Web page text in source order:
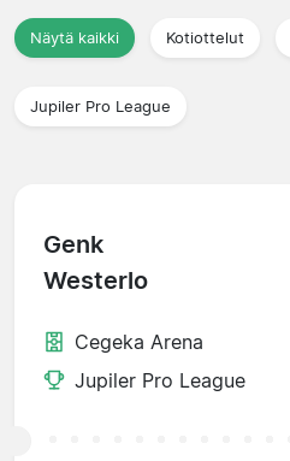
Näytä kaikki Kotiottelut
Jupiler Pro League
Genk
Westerlo
Cegeka Arena
Jupiler Pro League